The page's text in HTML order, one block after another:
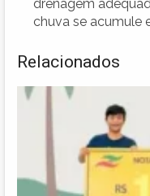
drenagem
chuva se acumule
Relacionados